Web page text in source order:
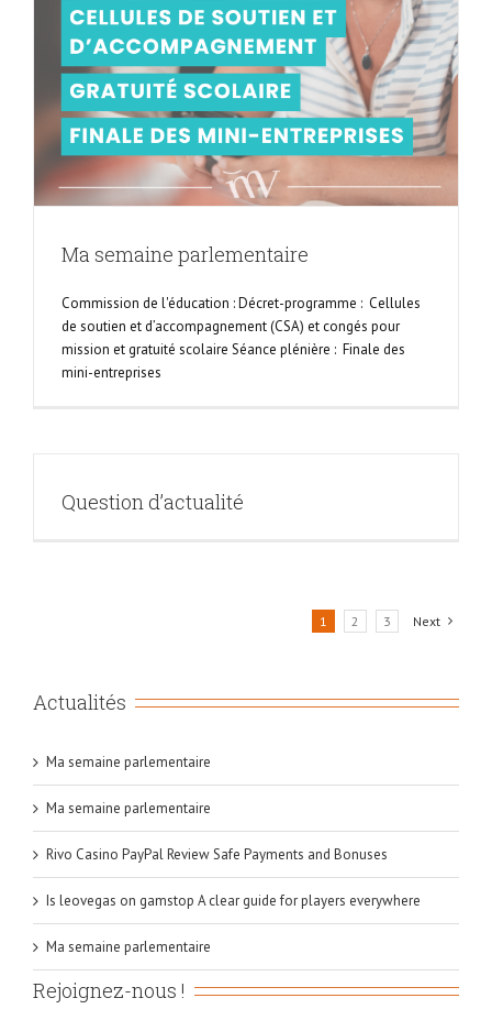
Ma semaine parlementaire
Commission de l'éducation : Décret-programme : Cellules
de soutien et d’accompagnement (CSA) et congés pour
mission et gratuité scolaire Séance plénière : Finale des
mini-entreprises
Question d’actualité
1 2 3 Next
Actualités
Ma semaine parlementaire
Ma semaine parlementaire
Rivo Casino PayPal Review Safe Payments and Bonuses
Is leovegas on gamstop A clear guide for players everywhere
Ma semaine parlementaire
Rejoignez-nous !